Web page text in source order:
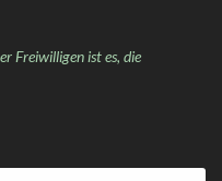
Freiwilligen ist es, die